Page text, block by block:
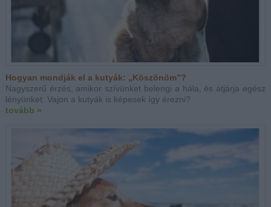
Hogyan mondják el a kutyák: „Köszönöm”?
Nagyszerű érzés, amikor szívünket belengi a hála, és átjárja egész
lényünket. Vajon a kutyák is képesek így érezni?
tovább »